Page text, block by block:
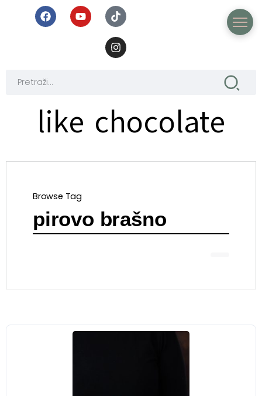
like chocolate
Browse Tag
pirovo brašno